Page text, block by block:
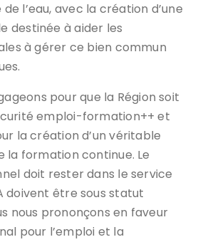
l’eau, avec la création d’une
destinée à aider les
à gérer ce bien commun
pour que la Région soit
emploi-formation++ et
la création d’un véritable
la formation continue. Le
doit rester dans le service
doivent être sous statut
nous prononçons en faveur
pour l’emploi et la